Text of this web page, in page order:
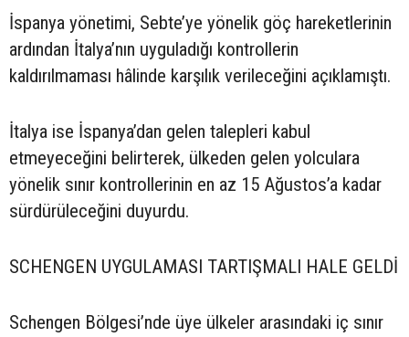
İspanya yönetimi, Sebte’ye yönelik göç hareketlerinin
ardından İtalya’nın uyguladığı kontrollerin
kaldırılmaması hâlinde karşılık verileceğini açıklamıştı.
İtalya ise İspanya’dan gelen talepleri kabul
etmeyeceğini belirterek, ülkeden gelen yolculara
yönelik sınır kontrollerinin en az 15 Ağustos’a kadar
sürdürüleceğini duyurdu.
SCHENGEN UYGULAMASI TARTIŞMALI HALE GELDİ
Schengen Bölgesi’nde üye ülkeler arasındaki iç sınır